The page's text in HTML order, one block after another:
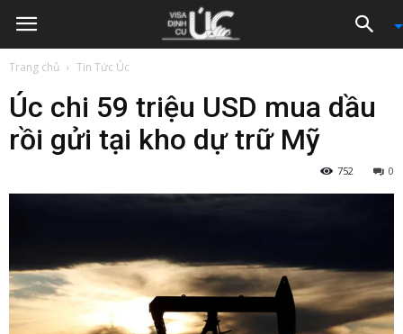
Trang chủ Tin Tức Úc
Úc chi 59 triệu USD mua dầu
rồi gửi tại kho dự trữ Mỹ
0
752